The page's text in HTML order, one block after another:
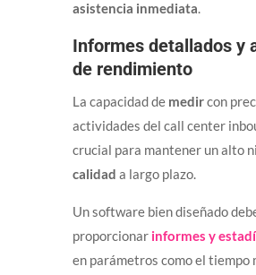
asistencia inmediata.
Informes detallados y
de rendimiento
La capacidad de medircon
actividades del call center
crucial para mantener un alto
calidad a largo plazo.
Un software bien diseñado
proporcionar informes y
en parámetros como el tiempo